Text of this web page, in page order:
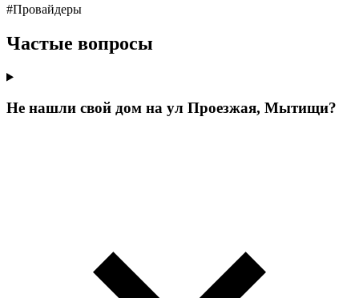
#Провайдеры
Частые вопросы
Не нашли свой дом на ул Проезжая, Мытищи?